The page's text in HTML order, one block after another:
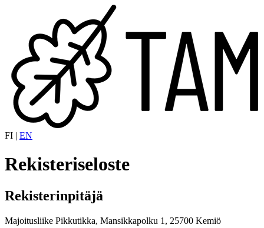
FI | EN
Rekisteriseloste
Rekisterinpitäjä
Majoitusliike Pikkutikka, Mansikkapolku 1, 25700 Kemiö